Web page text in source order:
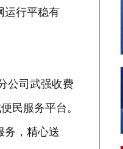
运行平稳有
公司武强收费
民服务平台。
务，精心送